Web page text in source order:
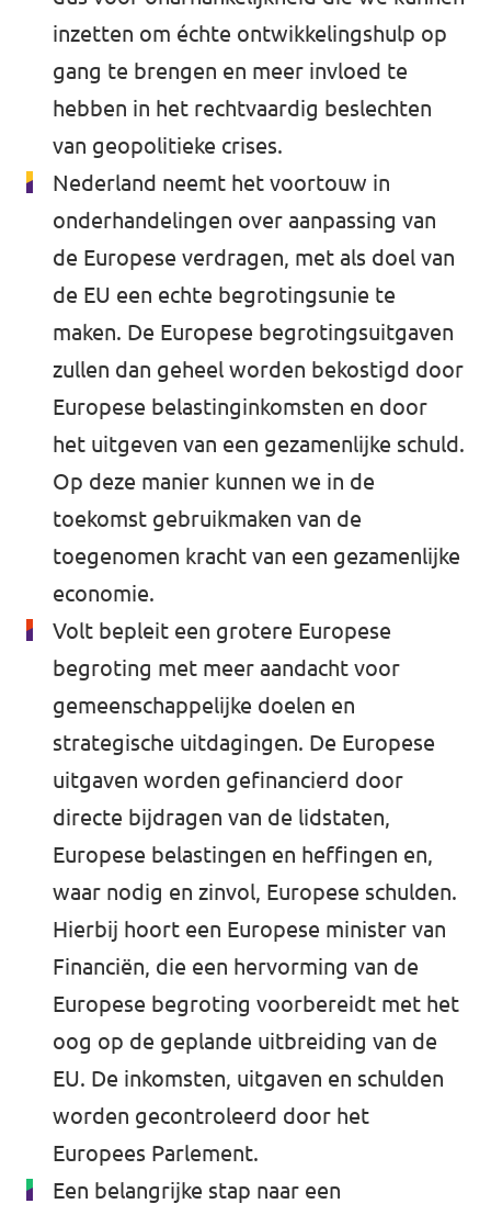
inzetten om échte ontwikkelingshulp op
gang te brengen en meer invloed te
hebben in het rechtvaardig beslechten
van geopolitieke crises.
Nederland neemt het voortouw in
onderhandelingen over aanpassing van
de Europese verdragen, met als doel van
de EU een echte begrotingsunie te
maken. De Europese begrotingsuitgaven
zullen dan geheel worden bekostigd door
Europese belastinginkomsten en door
het uitgeven van een gezamenlijke schuld.
Op deze manier kunnen we in de
toekomst gebruikmaken van de
toegenomen kracht van een gezamenlijke
economie.
Volt bepleit een grotere Europese
begroting met meer aandacht voor
gemeenschappelijke doelen en
strategische uitdagingen. De Europese
uitgaven worden gefinancierd door
directe bijdragen van de lidstaten,
Europese belastingen en heffingen en,
waar nodig en zinvol, Europese schulden.
Hierbij hoort een Europese minister van
Financiën, die een hervorming van de
Europese begroting voorbereidt met het
oog op de geplande uitbreiding van de
EU. De inkomsten, uitgaven en schulden
worden gecontroleerd door het
Europees Parlement.
Een belangrijke stap naar een